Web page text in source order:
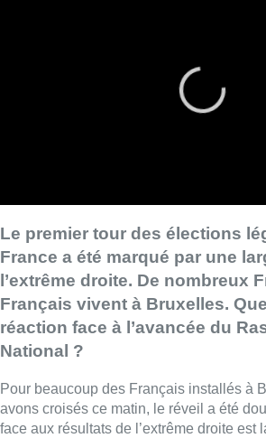
réaction face à l’avancée du
face aux résultats de l’extrême droite est
Une agence immobilière nous indique
clients français qui envisagent
en Belgique. Sur le plan politique, les
chez nous du scrutin français seront
politologue Pascal Delwit.
►Reportage de Thomas Dufrane et
duel entre la candidate socialiste et le
Lire aussi :